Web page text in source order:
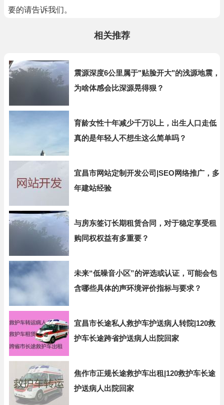
要的请告诉我们。
相关推荐
震源深度6公里属于"贴脸开大"的浅源地震，
为啥体感会比深源晃得狠？
育龄女性十年减少千万以上，出生人口走低
真的是年轻人不想生这么简单吗？
宜昌市网站定制开发公司|SEO网络推广，多
年建站经验
与房东签订长期租赁合同，对于稳定享受租
购同权权益有多重要？
未来“低噪音小区”的评选或认证，可能会包
含哪些具体的声环境评价指标与要求？
宜昌市长途私人救护车护送病人转院|120救
护车长途跨省护送病人出院回家
焦作市正规长途救护车出租|120救护车长途
护送病人出院回家